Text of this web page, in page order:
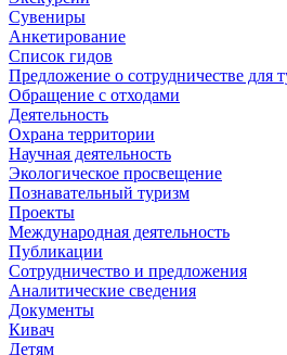
Сувениры
Анкетирование
Список гидов
Предложение о сотрудничестве для
Обращение с отходами
Деятельность
Охрана территории
Научная деятельность
Экологическое просвещение
Познавательный туризм
Проекты
Международная деятельность
Публикации
Сотрудничество и предложения
Аналитические сведения
Документы
Кивач
Детям